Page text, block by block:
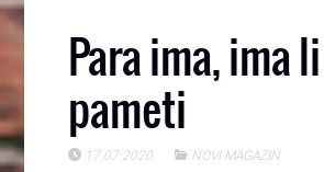
Para ima, ima li
pameti
17.07.2020 NOVI MAGAZIN